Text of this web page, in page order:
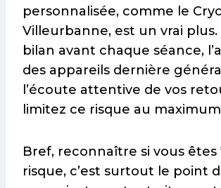
personnalisée, comme le
Villeurbanne, est un vrai
bilan avant chaque séance,
des appareils dernière
l’écoute attentive de vos
limitez ce risque au
Bref, reconnaître si vous êtes
risque, c’est surtout le point